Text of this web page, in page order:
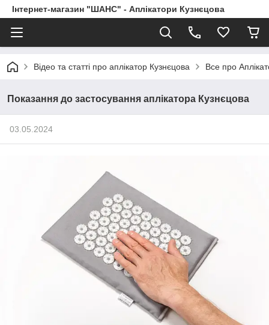
Інтернет-магазин "ШАНС" - Аплікатори Кузнєцова
Відео та статті про аплікатор Кузнєцова Все про
Показання до застосування аплікатора Кузнєцова
03.05.2024